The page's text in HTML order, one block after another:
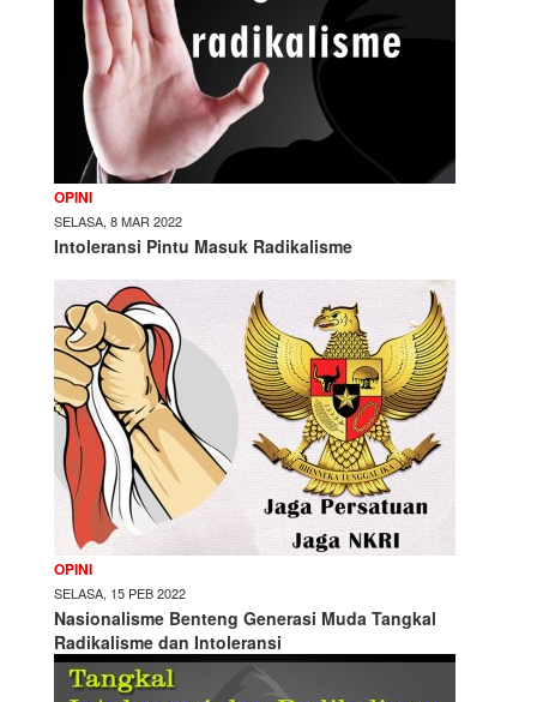
OPINI
SELASA, 8 MAR 2022
Intoleransi Pintu Masuk Radikalisme
OPINI
SELASA, 15 PEB 2022
Nasionalisme Benteng Generasi Muda Tangkal
Radikalisme dan Intoleransi